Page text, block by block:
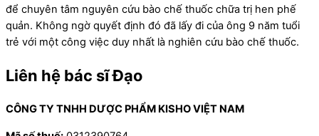
để chuyên tâm nguyên cứu bào chế thuốc chữa trị hen phế
quản. Không ngờ quyết định đó đã lấy đi của ông 9 năm tuổi
trẻ với một công việc duy nhất là nghiên cứu bào chế thuốc.
Liên hệ bác sĩ Đạo
CÔNG TY TNHH DƯỢC PHẨM KISHO VIỆT NAM